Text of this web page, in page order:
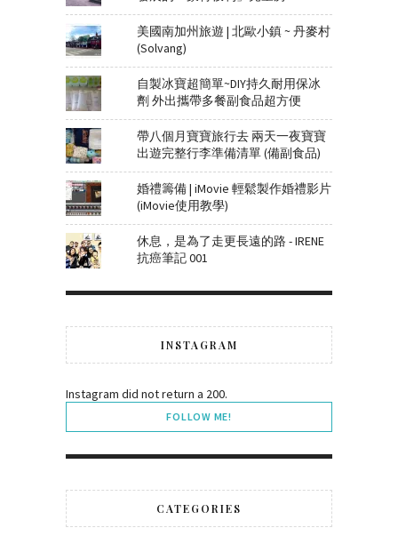
美國南加州旅遊 | 北歐小鎮 ~ 丹麥村
(Solvang)
自製冰寶超簡單~DIY持久耐用保冰
劑 外出攜帶多餐副食品超方便
帶八個月寶寶旅行去 兩天一夜寶寶
出遊完整行李準備清單 (備副食品)
婚禮籌備 | iMovie 輕鬆製作婚禮影片
(iMovie使用教學)
休息，是為了走更長遠的路 - IRENE
抗癌筆記 001
INSTAGRAM
Instagram did not return a 200.
FOLLOW ME!
CATEGORIES